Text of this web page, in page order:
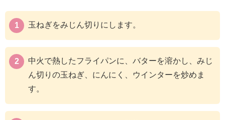
玉ねぎをみじん切りにします。
中火で熱したフライパンに、バターを溶かし、みじ
ん切りの玉ねぎ、にんにく、ウインターを炒めま
す。